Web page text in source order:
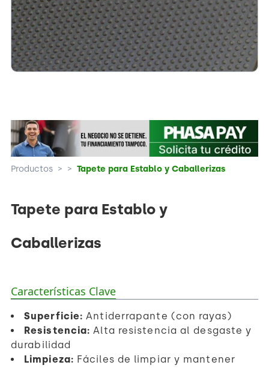
Productos > > Tapete para Establo y Caballerizas
Tapete para Establo y
Caballerizas
Características Clave
Superficie: Antiderrapante (con rayas)
Resistencia: Alta resistencia al desgaste y
durabilidad
Limpieza: Fáciles de limpiar y mantener